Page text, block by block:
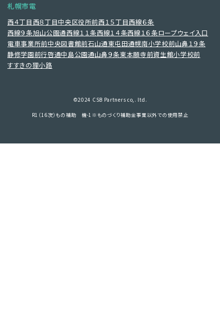
札幌市電
西４丁目 西８丁目中央区役所前西１５丁目西線６条
西線９条旭山公園通西線１１条西線１４条西線１６条ロープウェイ入口
電車事業所前中央図書館前石山通東屯田通幌南小学校前山鼻１９条
静修学園前行啓通中島公園通山鼻９条東本願寺前資生館小学校前
すすきの狸小路
©2024 CSB Partners co,. ltd.
R1（16次）もの補助 機-1※ものづくり補助金事業以外での使用禁止